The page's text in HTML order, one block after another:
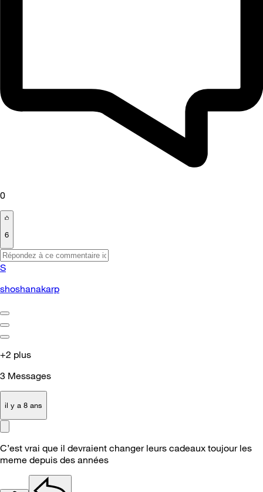
0
6
S
shoshanakarp
+2 plus
3 Messages
il y a 8 ans
C’est vrai que il devraient changer leurs cadeaux toujour les
meme depuis des années